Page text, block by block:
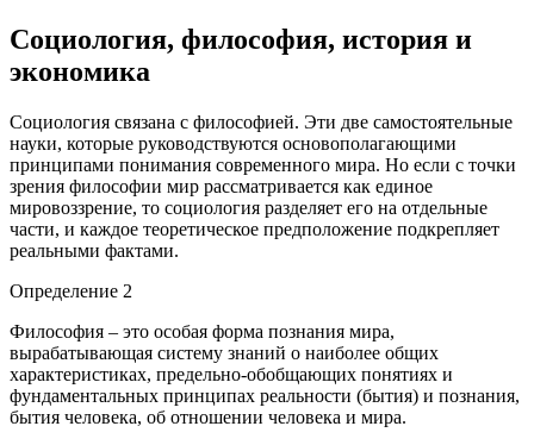
Социология, философия, история и
экономика
Социология связана с философией. Эти две самостоятельные
науки, которые руководствуются основополагающими
принципами понимания современного мира. Но если с точки
зрения философии мир рассматривается как единое
мировоззрение, то социология разделяет его на отдельные
части, и каждое теоретическое предположение подкрепляет
реальными фактами.
Определение 2
Философия – это особая форма познания мира,
вырабатывающая систему знаний о наиболее общих
характеристиках, предельно-обобщающих понятиях и
фундаментальных принципах реальности (бытия) и познания,
бытия человека, об отношении человека и мира.